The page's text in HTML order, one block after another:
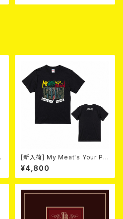
[新入荷] My Meat's Your Po
ison -あんたにゃ毒でもオイラ
にゃ薬- / BLACK T-shirt (XX
L & XXXL)
¥4,800